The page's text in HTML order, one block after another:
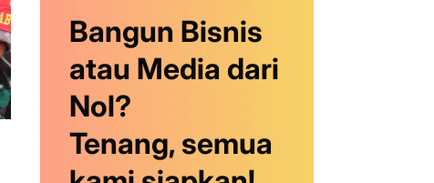
Bangun Bisnis
atau Media dari
Nol?
Tenang, semua